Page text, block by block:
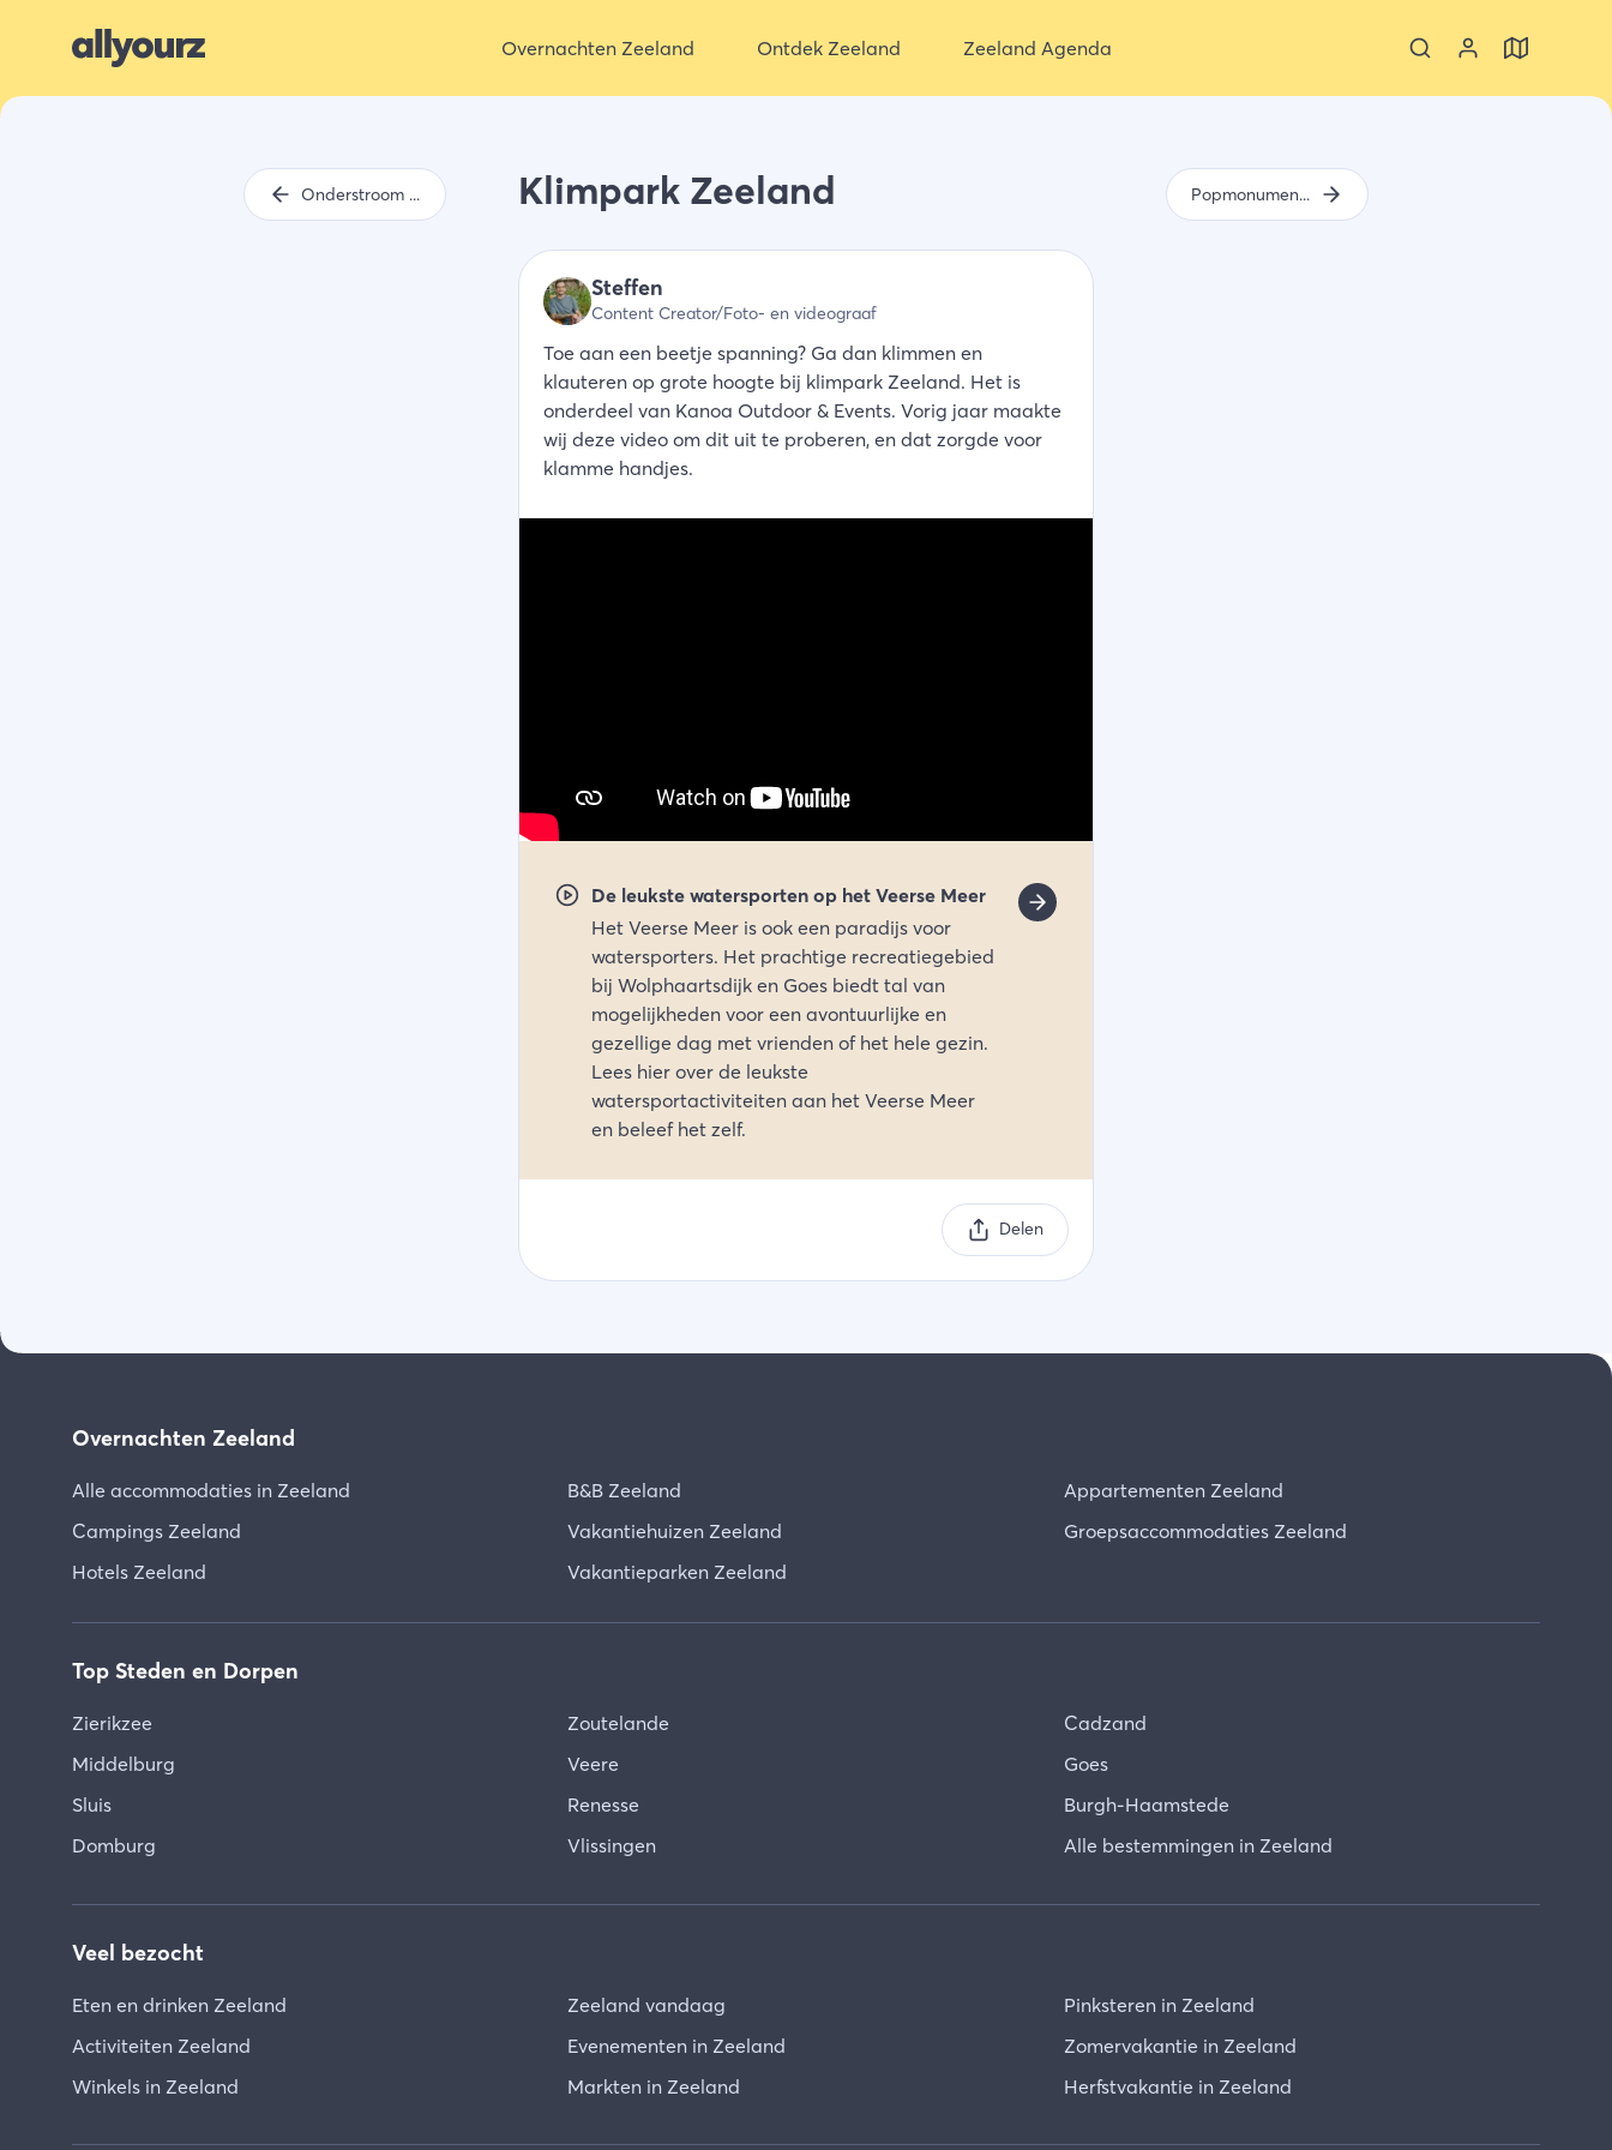
Overnachten Zeeland Ontdek Zeeland Zeeland Agenda
Onderstroom Vlissingen 2022 Klimpark Zeeland
Steffen
Content Creator/Foto- en videograaf
Toe aan een beetje spanning? Ga dan klimmen en
klauteren op grote hoogte bij klimpark Zeeland. Het is
onderdeel van Kanoa Outdoor & Events. Vorig jaar maakte
wij deze video om dit uit te proberen, en dat zorgde voor
klamme handjes.
De leukste watersporten op het Veerse Meer
Het Veerse Meer is ook een paradijs voor
watersporters. Het prachtige recreatiegebied
bij Wolphaartsdijk en Goes biedt tal van
mogelijkheden voor een avontuurlijke en
gezellige dag met vrienden of het hele gezin.
Lees hier over de leukste
watersportactiviteiten aan het Veerse Meer
en beleef het zelf.
Delen
Popmonument Middelburg-Veere 2022
Overnachten Zeeland
Alle accommodaties in Zeeland
Campings Zeeland
Hotels Zeeland
B&B Zeeland
Vakantiehuizen Zeeland
Vakantieparken Zeeland
Appartementen Zeeland
Groepsaccommodaties Zeeland
Top Steden en Dorpen
Zierikzee
Middelburg
Sluis
Domburg
Zoutelande
Veere
Renesse
Vlissingen
Cadzand
Goes
Burgh-Haamstede
Alle bestemmingen in Zeeland
Veel bezocht
Eten en drinken Zeeland
Activiteiten Zeeland
Winkels in Zeeland
Zeeland vandaag
Evenementen in Zeeland
Markten in Zeeland
Pinksteren in Zeeland
Zomervakantie in Zeeland
Herfstvakantie in Zeeland